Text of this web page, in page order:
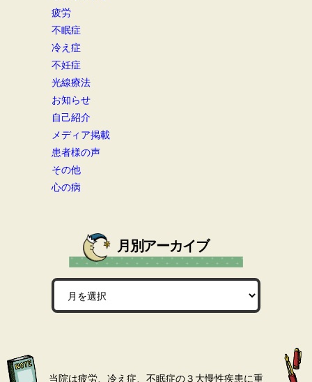
疲労
不眠症
冷え症
不妊症
光線療法
お知らせ
自己紹介
メディア掲載
患者様の声
その他
心の病
月別アーカイブ
当院は疲労、冷え症、不眠症の３大慢性疾患に重